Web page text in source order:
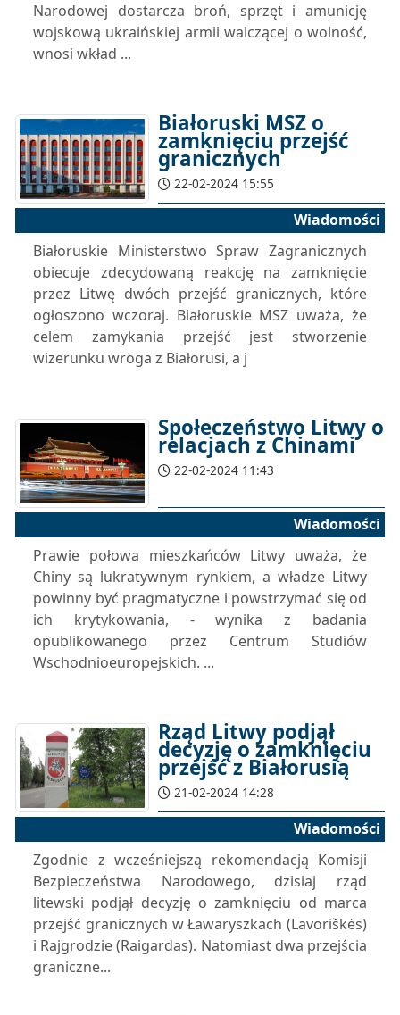
Narodowej dostarcza broń, sprzęt i amunicję
wojskową ukraińskiej armii walczącej o wolność,
wnosi wkład ...
Białoruski MSZ o
zamknięciu przejść
granicznych
22-02-2024 15:55
Wiadomości
Białoruskie Ministerstwo Spraw Zagranicznych
obiecuje zdecydowaną reakcję na zamknięcie
przez Litwę dwóch przejść granicznych, które
ogłoszono wczoraj. Białoruskie MSZ uważa, że
celem zamykania przejść jest stworzenie
wizerunku wroga z Białorusi, a j
Społeczeństwo Litwy o
relacjach z Chinami
22-02-2024 11:43
Wiadomości
Prawie połowa mieszkańców Litwy uważa, że
Chiny są lukratywnym rynkiem, a władze Litwy
powinny być pragmatyczne i powstrzymać się od
ich krytykowania, - wynika z badania
opublikowanego przez Centrum Studiów
Wschodnioeuropejskich. ...
Rząd Litwy podjął
decyzję o zamknięciu
przejść z Białorusią
21-02-2024 14:28
Wiadomości
Zgodnie z wcześniejszą rekomendacją Komisji
Bezpieczeństwa Narodowego, dzisiaj rząd
litewski podjął decyzję o zamknięciu od marca
przejść granicznych w Ławaryszkach (Lavoriškės)
i Rajgrodzie (Raigardas). Natomiast dwa przejścia
graniczne...